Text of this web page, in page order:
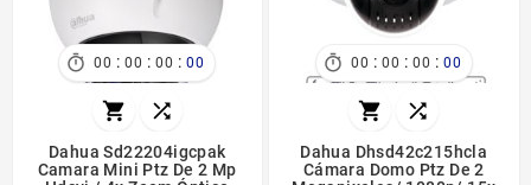
 00 : 00 : 00 : 00
 
Dahua Sd22204igcpak
Camara Mini Ptz De 2 Mp
 00 : 00 : 00 : 00
 
Dahua Dhsd42c215hcla
Cámara Domo Ptz De 2